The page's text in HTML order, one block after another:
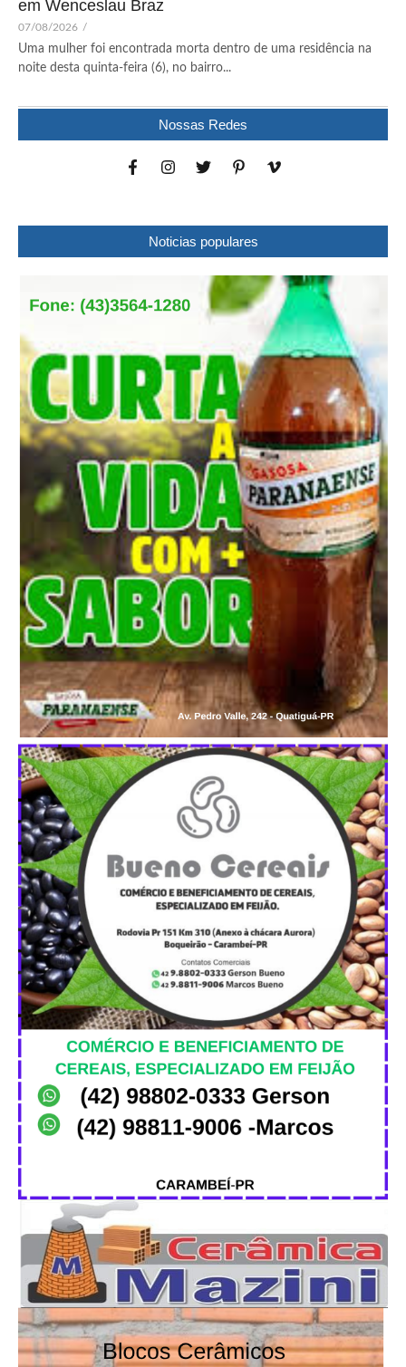
em Wenceslau Braz
07/08/2026 /
Uma mulher foi encontrada morta dentro de uma residência na
noite desta quinta-feira (6), no bairro...
Nossas Redes
Noticias populares